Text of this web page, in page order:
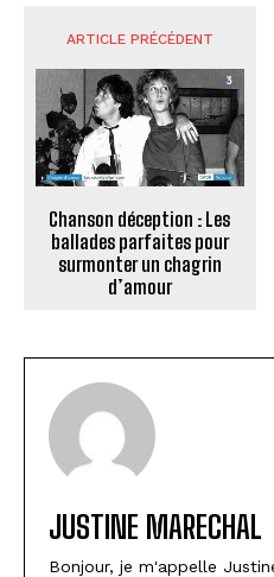
ARTICLE PRÉCÉDENT
Chanson déception : Les
ballades parfaites pour
surmonter un chagrin
d’amour
JUSTINE MARECHAL
Bonjour, je m'appelle